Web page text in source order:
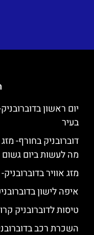
יום ראשון
בעיר
דוברובניק בחורף-
מה לעשות ביום גשום
מזג אוויר
איפה לישון
טיסות לדוברובניק
השכרת רכב